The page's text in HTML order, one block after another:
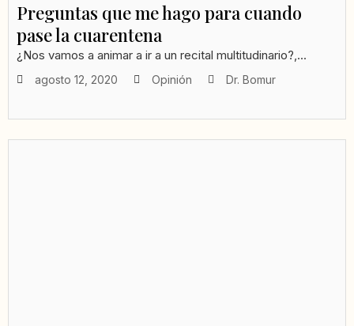
Preguntas que me hago para cuando
pase la cuarentena
¿Nos vamos a animar a ir a un recital multitudinario?,...
agosto 12, 2020 Opinión Dr. Bomur